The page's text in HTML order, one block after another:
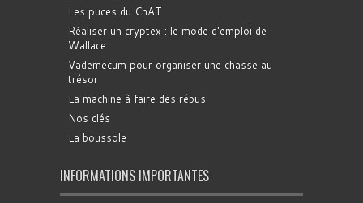
Les puces du ChAT
Réaliser un cryptex : le mode d'emploi de
Wallace
Vademecum pour organiser une chasse au
trésor
La machine à faire des rébus
Nos clés
La boussole
INFORMATIONS IMPORTANTES